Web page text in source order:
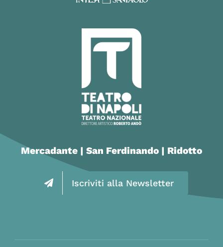
Mercadante | San Ferdinando | Ridotto
Iscriviti alla Newsletter